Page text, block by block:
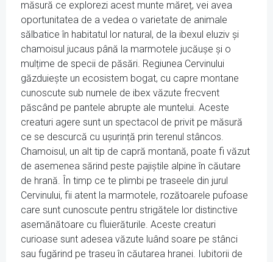
măsură ce explorezi acest munte măreț, vei avea
oportunitatea de a vedea o varietate de animale
sălbatice în habitatul lor natural, de la ibexul eluziv și
chamoisul jucaus până la marmotele jucăușe și o
mulțime de specii de păsări. Regiunea Cervinului
găzduiește un ecosistem bogat, cu capre montane
cunoscute sub numele de ibex văzute frecvent
păscând pe pantele abrupte ale muntelui. Aceste
creaturi agere sunt un spectacol de privit pe măsură
ce se descurcă cu ușurință prin terenul stâncos.
Chamoisul, un alt tip de capră montană, poate fi văzut
de asemenea sărind peste pajiștile alpine în căutare
de hrană. În timp ce te plimbi pe traseele din jurul
Cervinului, fii atent la marmotele, rozătoarele pufoase
care sunt cunoscute pentru strigătele lor distinctive
asemănătoare cu fluierăturile. Aceste creaturi
curioase sunt adesea văzute luând soare pe stânci
sau fugărind pe traseu în căutarea hranei. Iubitorii de